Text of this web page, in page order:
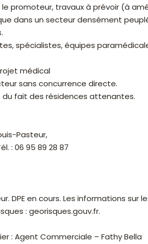
Appeler
promoteur, travaux à prévoir (à
dans un secteur densément
spécialistes, équipes
médical
sans concurrence directe.
fait des résidences attenantes.
Pasteur,
: 06 95 89 28 87
DPE en cours. Les informations sur
: georisques.gouv.fr.
: Agent Commerciale – Fathy Bella